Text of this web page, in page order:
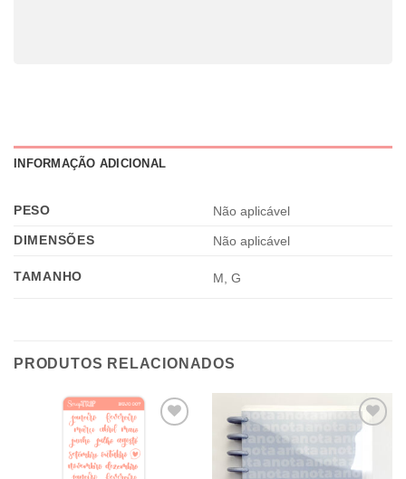
INFORMAÇÃO ADICIONAL
PESO
Não aplicável
DIMENSÕES
Não aplicável
TAMANHO M, G
PRODUTOS RELACIONADOS